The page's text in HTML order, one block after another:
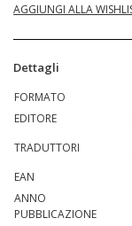
AGGIUNGI ALLA
Dettagli
FORMATO
EDITORE
TRADUTTORI
EAN
ANNO
PUBBLICAZIONE